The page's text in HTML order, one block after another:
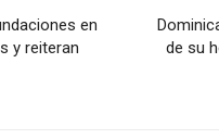
en
y reiteran
de su